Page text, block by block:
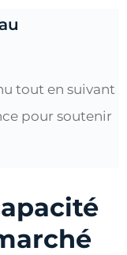
tout en suivant
pour soutenir